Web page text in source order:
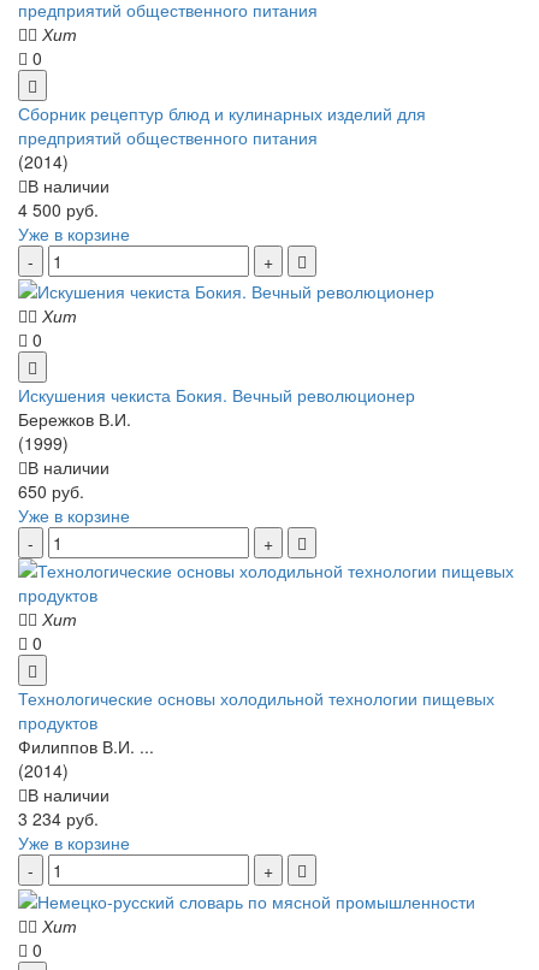
Хит
0
Сборник рецептур блюд и кулинарных изделий для
предприятий общественного питания
(2014)
В наличии
4 500 руб.
Уже в корзине
Хит
0
Искушения чекиста Бокия. Вечный революционер
Бережков В.И.
(1999)
В наличии
650 руб.
Уже в корзине
Хит
0
Технологические основы холодильной технологии пищевых
продуктов
Филиппов В.И. ...
(2014)
В наличии
3 234 руб.
Уже в корзине
Хит
0